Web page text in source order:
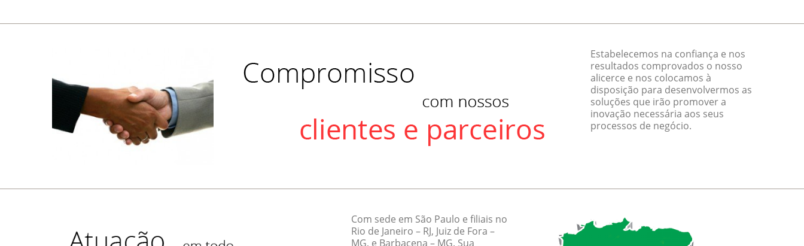
Estabelecemos na confiança e nos
resultados comprovados o nosso
alicerce e nos colocamos à
disposição para desenvolvermos as
soluções que irão promover a
inovação necessária aos seus
processos de negócio.
Com sede em São Paulo e filiais no
Rio de Janeiro – RJ, Juiz de Fora –
MG, e Barbacena – MG. Sua